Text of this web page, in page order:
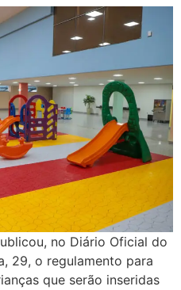
no Diário Oficial do
29, o regulamento para
que serão inseridas